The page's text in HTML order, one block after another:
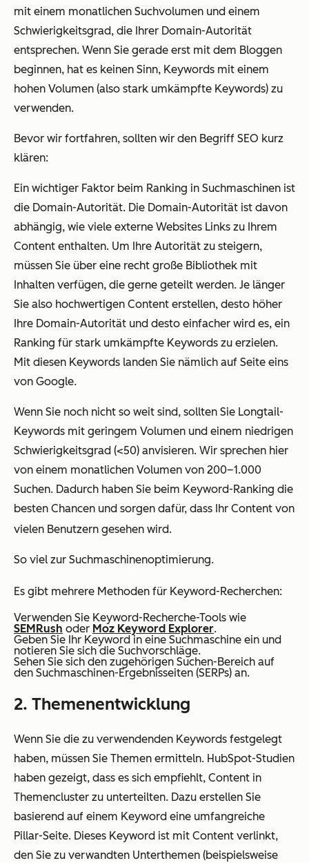
mit einem monatlichen Suchvolumen und einem
Schwierigkeitsgrad, die Ihrer Domain-Autorität
entsprechen. Wenn Sie gerade erst mit dem Bloggen
beginnen, hat es keinen Sinn, Keywords mit einem
hohen Volumen (also stark umkämpfte Keywords) zu
verwenden.
Bevor wir fortfahren, sollten wir den Begriff SEO kurz
klären:
Ein wichtiger Faktor beim Ranking in Suchmaschinen ist
die Domain-Autorität. Die Domain-Autorität ist davon
abhängig, wie viele externe Websites Links zu Ihrem
Content enthalten. Um Ihre Autorität zu steigern,
müssen Sie über eine recht große Bibliothek mit
Inhalten verfügen, die gerne geteilt werden. Je länger
Sie also hochwertigen Content erstellen, desto höher
Ihre Domain-Autorität und desto einfacher wird es, ein
Ranking für stark umkämpfte Keywords zu erzielen.
Mit diesen Keywords landen Sie nämlich auf Seite eins
von Google.
Wenn Sie noch nicht so weit sind, sollten Sie Longtail-
Keywords mit geringem Volumen und einem niedrigen
Schwierigkeitsgrad (<50) anvisieren. Wir sprechen hier
von einem monatlichen Volumen von 200–1.000
Suchen. Dadurch haben Sie beim Keyword-Ranking die
besten Chancen und sorgen dafür, dass Ihr Content von
vielen Benutzern gesehen wird.
So viel zur Suchmaschinenoptimierung.
Es gibt mehrere Methoden für Keyword-Recherchen:
Verwenden Sie Keyword-Recherche-Tools wie
SEMRush oder Moz Keyword Explorer.
Geben Sie Ihr Keyword in eine Suchmaschine ein und
notieren Sie sich die Suchvorschläge.
Sehen Sie sich den zugehörigen Suchen-Bereich auf
den Suchmaschinen-Ergebnisseiten (SERPs) an.
2. Themenentwicklung
Wenn Sie die zu verwendenden Keywords festgelegt
haben, müssen Sie Themen ermitteln. HubSpot-Studien
haben gezeigt, dass es sich empfiehlt, Content in
Themencluster zu unterteilten. Dazu erstellen Sie
basierend auf einem Keyword eine umfangreiche
Pillar-Seite. Dieses Keyword ist mit Content verlinkt,
den Sie zu verwandten Unterthemen (beispielsweise